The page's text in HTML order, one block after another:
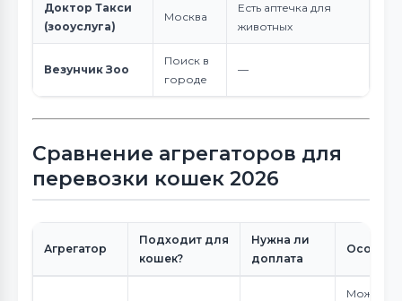
Доктор Такси
(зооуслуга)
Москва
Есть аптечка для
животных
Везунчик Зоо
Поиск в
городе
—
Сравнение агрегаторов для
перевозки кошек 2026
Агрегатор
Подходит для
кошек?
Нужна ли
доплата
Можно